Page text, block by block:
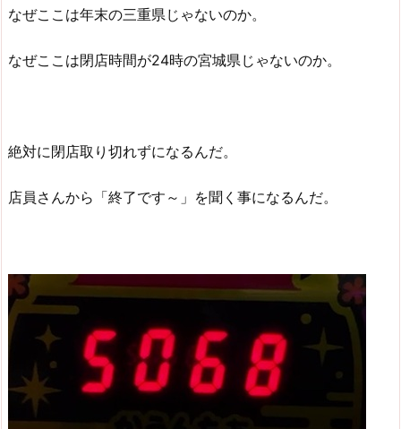
なぜここは年末の三重県じゃないのか。
なぜここは閉店時間が24時の宮城県じゃないのか。
絶対に閉店取り切れずになるんだ。
店員さんから「終了です～」を聞く事になるんだ。